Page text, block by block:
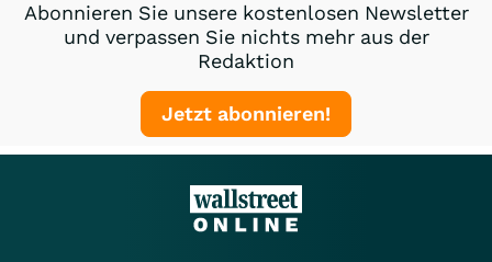
Abonnieren Sie unsere kostenlosen Newsletter
und verpassen Sie nichts mehr aus der
Redaktion
Jetzt abonnieren!